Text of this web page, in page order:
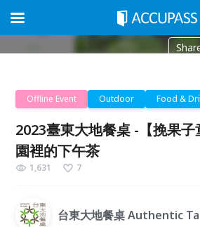
Offline Event Outdoor Food &
2023臺東大地餐桌 -【挽果
園裡的下午茶
1,631 7
台東大地餐桌 Authentic